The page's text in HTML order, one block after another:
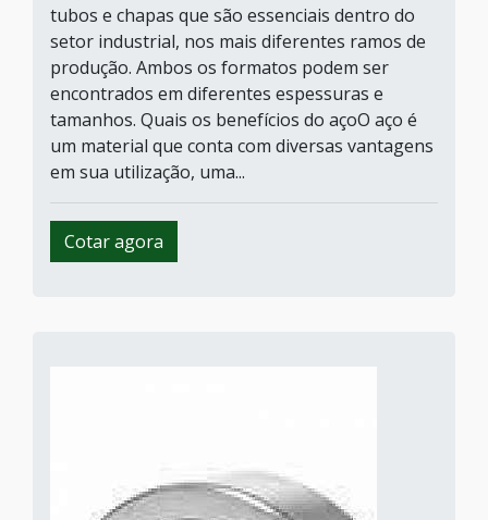
tubos e chapas que são essenciais dentro do
setor industrial, nos mais diferentes ramos de
produção. Ambos os formatos podem ser
encontrados em diferentes espessuras e
tamanhos. Quais os benefícios do açoO aço é
um material que conta com diversas vantagens
em sua utilização, uma...
Cotar agora